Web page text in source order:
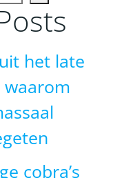
het late
waarom
cobra’s